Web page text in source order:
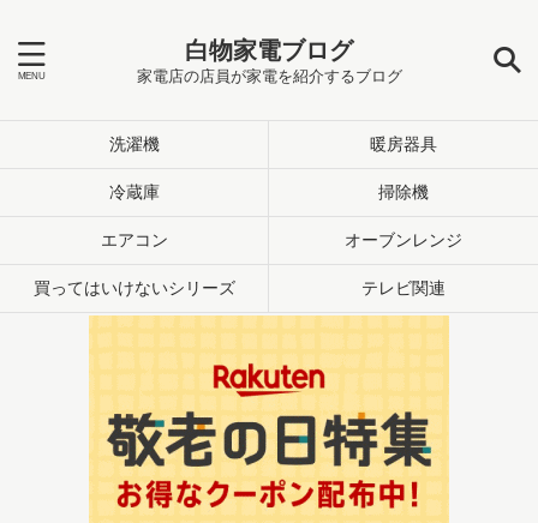
白物家電ブログ
家電店の店員が家電を紹介するブログ
洗濯機 暖房器具
冷蔵庫 掃除機
エアコン オーブンレンジ
買ってはいけないシリーズ テレビ関連